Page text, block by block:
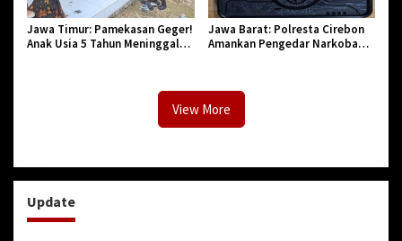
Jawa Timur: Pamekasan Geger!
Anak Usia 5 Tahun Meninggal
Jawa Barat: Polresta Cirebon
Amankan Pengedar Narkoba
View More
Update